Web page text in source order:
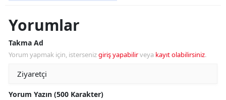
Yorumlar
Takma Ad
Yorum yapmak için, istersenizgiriş yapabilirveya kayıt olabilirsiniz.
Yorum Yazın (500 Karakter)